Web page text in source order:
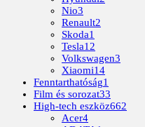
Nio3
Renault2
Skoda1
Tesla12
Volkswagen3
Xiaomi14
Fenntarthatóság1
Film és sorozat33
High-tech eszköz662
Acer4